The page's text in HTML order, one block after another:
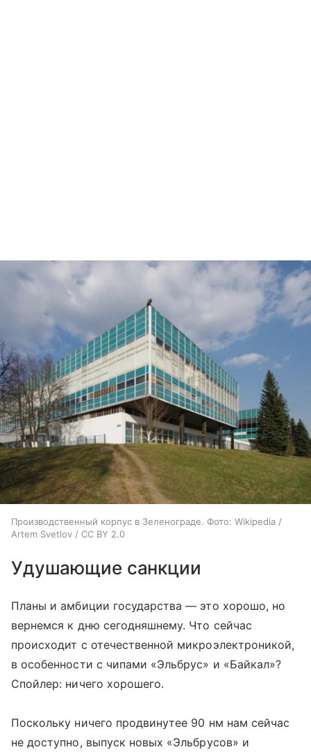
Производственный корпус в Зеленограде. Фото: Wikipedia /
Artem Svetlov / CC BY 2.0
Удушающие санкции
Планы и амбиции государства — это хорошо, но
вернемся к дню сегодняшнему. Что сейчас
происходит с отечественной микроэлектроникой,
в особенности с чипами «Эльбрус» и «Байкал»?
Спойлер: ничего хорошего.
Поскольку ничего продвинутее 90 нм нам сейчас
не доступно, выпуск новых «Эльбрусов» и